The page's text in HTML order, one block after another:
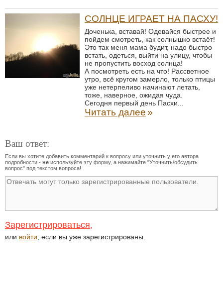
СОЛНЦЕ ИГРАЕТ НА ПАСХУ!
Доченька, вставай! Одевайся быстрее и
пойдем смотреть, как солнышко встаёт!
Это так меня мама будит, надо быстро
встать, одеться, выйти на улицу, чтобы
не пропустить восход солнца!
А посмотреть есть на что! Рассветное
утро, всё кругом замерло, только птицы
уже нетерпеливо начинают летать,
тоже, наверное, ожидая чуда.
Сегодня первый день Пасхи...
Читать далее»
Ваш ответ:
Если вы хотите добавить комментарий к вопросу или уточнить у его автора
подробности - не используйте эту форму, а нажимайте "Уточнить/обсудить
вопрос" под текстом вопроса!
Зарегистрироваться,
или войти , если вы уже зарегистрированы.